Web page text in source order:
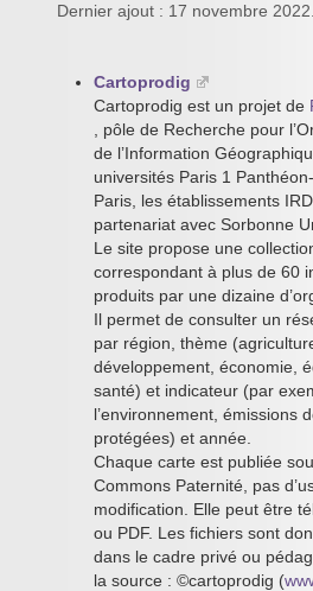
Dernier ajout : 17 novembre 2022.
Cartoprodig
Cartoprodig est un projet de
, pôle de Recherche pour
de l’Information
universités Paris 1
Paris, les établissements
partenariat avec Sorbonne
Le site propose une
correspondant à plus de 60
produits par une dizaine
Il permet de consulter un
par région, thème
développement, économie,
santé) et indicateur (par
l’environnement, émissions
protégées) et année.
Chaque carte est publiée
Commons Paternité, pas
modification. Elle peut être
ou PDF. Les fichiers sont
dans le cadre privé ou
la source : ©cartoprodig (